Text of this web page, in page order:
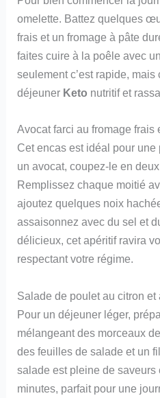
omelette. Battez quelques
frais et un fromage à pâte
faites cuire à la poêle avec
seulement c’est rapide, mais
déjeuner Keto nutritif et
Avocat farci au fromage frais
Cet encas est idéal pour
un avocat, coupez-le en
Remplissez chaque moitié
ajoutez quelques noix
assaisonnez avec du sel et
délicieux, cet apéritif ravira
respectant votre régime.
Salade de poulet au citron et
Pour un déjeuner léger,
mélangeant des morceaux
des feuilles de salade et un
salade est pleine de
minutes, parfait pour une